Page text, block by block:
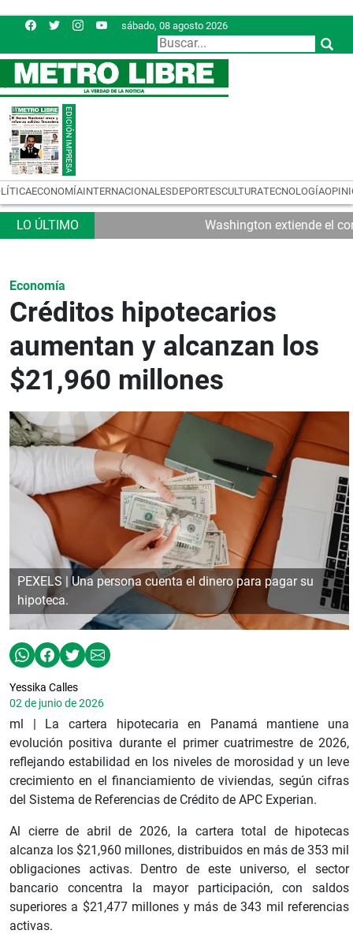
sábado, 08 agosto 2026
ECONOMÍAINTERNACIONALESDEPORTESCULTURATECNOLOGÍA
Washington extiende el
Economía
Créditos hipotecarios
aumentan y alcanzan los
$21,960 millones
PEXELS | Una persona cuenta el dinero para pagar su
hipoteca.
Yessika Calles
02 de junio de 2026
ml | La cartera hipotecaria en Panamá mantiene una
evolución positiva durante el primer cuatrimestre de 2026,
reflejando estabilidad en los niveles de morosidad y un leve
crecimiento en el financiamiento de viviendas, según cifras
del Sistema de Referencias de Crédito de APC Experian.
Al cierre de abril de 2026, la cartera total de hipotecas
alcanza los $21,960 millones, distribuidos en más de 353 mil
obligaciones activas. Dentro de este universo, el sector
bancario concentra la mayor participación, con saldos
superiores a $21,477 millones y más de 343 mil referencias
activas.